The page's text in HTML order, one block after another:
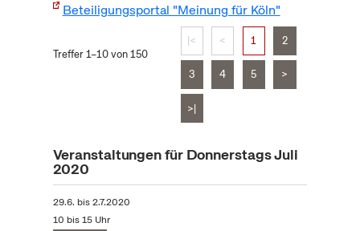
Beteiligungsportal "Meinung für Köln"
Treffer 1–10 von 150
|< < 1 2
3 4 5 >
>|
Veranstaltungen für Donnerstags Juli
2020
29.6. bis2.7.2020
10 bis 15 Uhr